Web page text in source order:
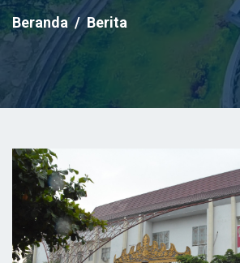
Beranda Berita